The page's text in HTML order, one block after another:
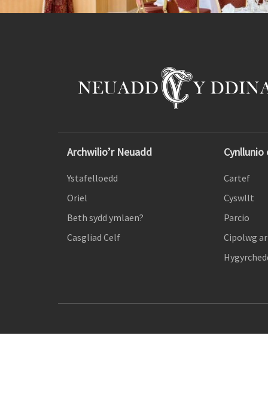
Archwilio’r Neuadd
Ystafelloedd
Oriel
Beth sydd ymlaen?
Casgliad Celf
Cartef
Cyswllt
Parcio
Cipolwg